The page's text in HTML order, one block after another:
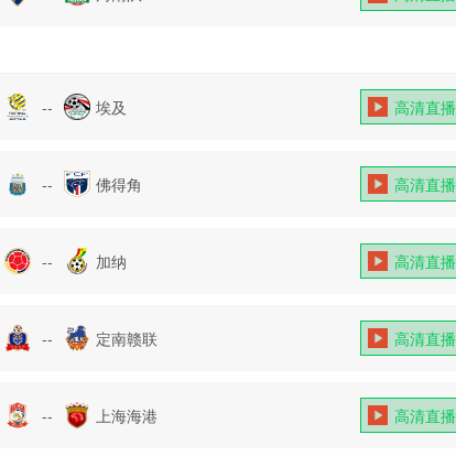
-- 埃及 高清直播
-- 佛得角 高清直播
-- 加纳 高清直播
-- 定南赣联 高清直播
-- 上海海港 高清直播